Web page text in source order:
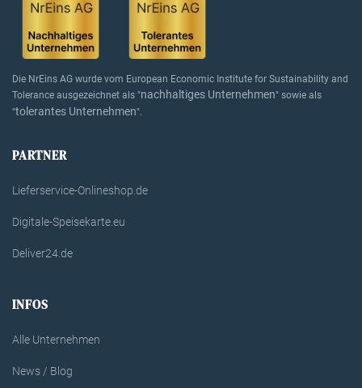
Die NrEins AG wurde vom European Economic Institute for Sustainability and
Tolerance ausgezeichnet als "nachhaltiges Unternehmen" sowie als
"tolerantes Unternehmen".
PARTNER
Lieferservice-Onlineshop.de
Digitale-Speisekarte.eu
Deliver24.de
INFOS
Alle Unternehmen
News / Blog